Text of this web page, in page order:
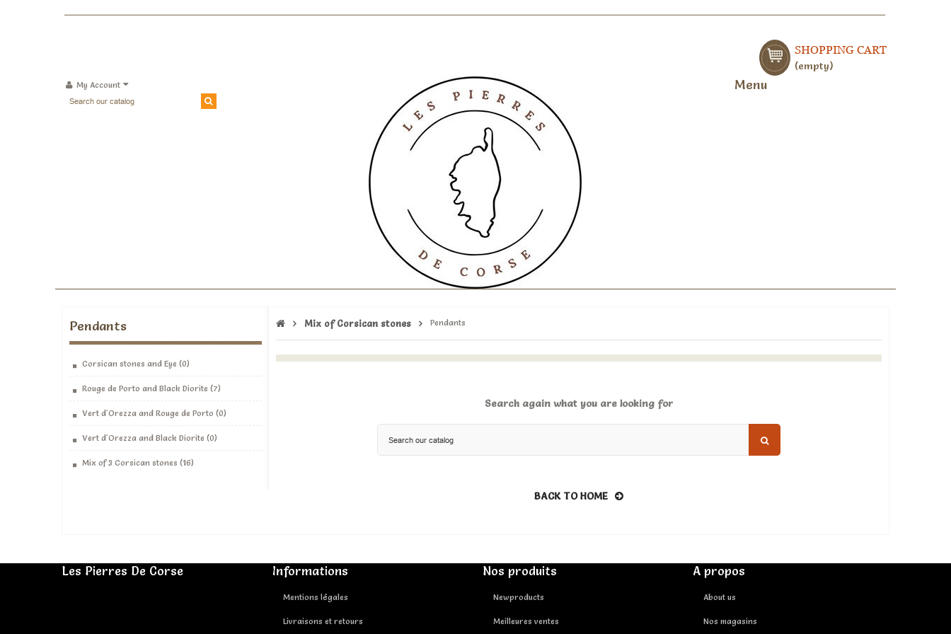
SHOPPING CART
empty
My Account Menu
Pendants
Corsican stones and Eye 0
Rouge de Porto and Black Diorite 7
Vert d'Orezza and Rouge de Porto 0
Vert d'Orezza and Black Diorite 0
Mix of 3 Corsican stones 16
Mix of Corsican stones Pendants
Search again what you are looking for
BACK TO HOME
Les Pierres De Corse Informations
Mentions légales
Livraisons et retours
Nos produits
Newproducts
Meilleures ventes
A propos
About us
Nos magasins